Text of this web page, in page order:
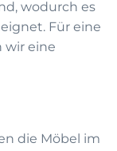
wodurch es
Für eine
wir eine
die Möbel im